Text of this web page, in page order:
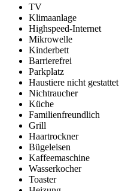
TV
Klimaanlage
Highspeed-Internet
Mikrowelle
Kinderbett
Barrierefrei
Parkplatz
Haustiere nicht gestattet
Nichtraucher
Küche
Familienfreundlich
Grill
Haartrockner
Bügeleisen
Kaffeemaschine
Wasserkocher
Toaster